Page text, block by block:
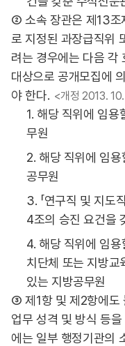
② 소속 장관은 제13조
로 지정된 과장급직위
려는 경우에는 다음 각
대상으로 공개모집에
야 한다. <개정 2013.
1. 해당 직위에 임
무원
2. 해당 직위에 임
공무원
3. 「연구직 및 지도
4조의 승진 요건을
4. 해당 직위에 임
치단체 또는 지방교
있는 지방공무원
③ 제1항 및 제2항에도
업무 성격 및 방식 등
에는 일부 행정기관의